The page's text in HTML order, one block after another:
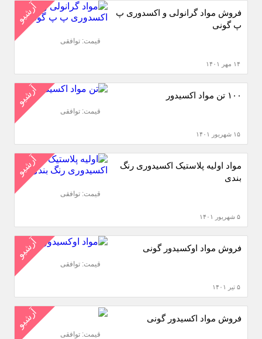
آرشیو
فروش مواد گرانولی و اکسدوری پ
پ گونی
۱۴ مهر ۱۴۰۱
قیمت: توافقی
آرشیو ۱۰۰ تن مواد اکسیدور
۱۵ شهریور ۱۴۰۱
قیمت: توافقی
آرشیو
مواد اولیه پلاستیک اکسیدوری رنگ
بندی
۵ شهریور ۱۴۰۱
قیمت: توافقی
آرشیو فروش مواد اوکسیدور گونی
۵ تیر ۱۴۰۱
قیمت: توافقی
آرشیو فروش مواد اکسیدور گونی
قیمت: توافقی